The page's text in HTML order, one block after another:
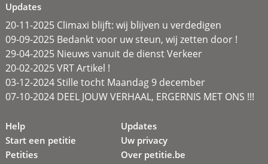
Updates
20-11-2025 Climaxi blijft: wij blijven u verdedigen
09-09-2025 Bedankt voor uw steun, wij zetten door !
29-04-2025 Nieuws vanuit de dienst Verkeer
20-02-2025 VRT Artikel !
03-12-2024 Stille tocht Maandag 9 december
07-10-2024 DEEL JOUW VERHAAL, ERGERNIS MET ONS !!!
Help
Start een petitie
Petities
Updates
Uw privacy
Over petitie.be